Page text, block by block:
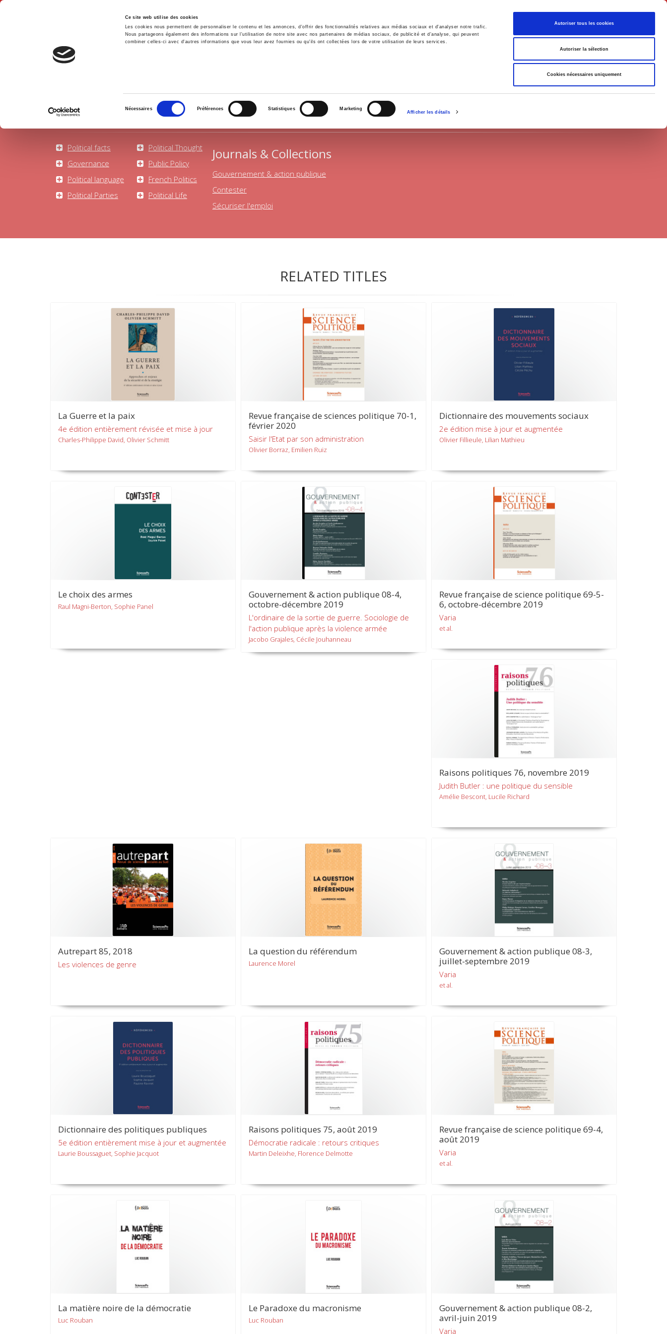
Ce site web utilise des cookies
Les cookies nous permettent de personnaliser le contenu et les annonces, d'offrir des fonctionnalités relatives aux médias sociaux et d'analyser notre trafic.
Nous partageons également des informations sur l'utilisation de notre site avec nos partenaires de médias sociaux, de publicité et d'analyse, qui peuvent
combiner celles-ci avec d'autres informations que vous leur avez fournies ou qu'ils ont collectées lors de votre utilisation de leurs services.
consentement
Nécessaires Préférences Statistiques Marketing
Afficher les détails
Autoriser tous les cookies
Autoriser la sélection
Cookies nécessaires uniquement
English
Home Environment History International Politics
POLITICAL SCIENCE
Political facts
Governance
Political language
Political Parties
Political Thought
Public Policy
French Politics
Political Life
Journals & Collections
Gouvernement & action publique
Contester
Sécuriser l'emploi
RELATED TITLES
La Guerre et la paix
4e édition entièrement révisée et mise à jour
Charles-Philippe David, Olivier Schmitt
Revue française de sciences politique 70-1,
février 2020
Saisir l'Etat par son administration
Olivier Borraz, Emilien Ruiz
Dictionnaire des mouvements sociaux
2e édition mise à jour et augmentée
Olivier Fillieule, Lilian Mathieu
Le choix des armes
Raul Magni-Berton, Sophie Panel
Gouvernement & action publique 08-4,
octobre-décembre 2019
L'ordinaire de la sortie de guerre. Sociologie de
l'action publique après la violence armée
Jacobo Grajales, Cécile Jouhanneau
Revue française de science politique 69-5-
6, octobre-décembre 2019
Varia
et al.
Raisons politiques 76, novembre 2019
Judith Butler : une politique du sensible
Amélie Bescont, Lucile Richard
Autrepart 85, 2018
Les violences de genre
La question du référendum
Laurence Morel
Gouvernement & action publique 08-3,
juillet-septembre 2019
Varia
et al.
Dictionnaire des politiques publiques
5e édition entièrement mise à jour et augmentée
Laurie Boussaguet, Sophie Jacquot
Raisons politiques 75, août 2019
Démocratie radicale : retours critiques
Martin Deleixhe, Florence Delmotte
Revue française de science politique 69-4,
août 2019
Varia
et al.
La matière noire de la démocratie
Luc Rouban
Le Paradoxe du macronisme
Luc Rouban
Gouvernement & action publique 08-2,
avril-juin 2019
Varia